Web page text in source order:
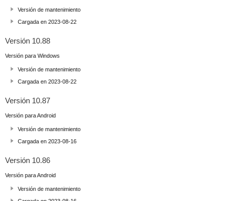
Versión de mantenimiento
Cargada en 2023-08-22
Versión 10.88
Versión para Windows
Versión de mantenimiento
Cargada en 2023-08-22
Versión 10.87
Versión para Android
Versión de mantenimiento
Cargada en 2023-08-16
Versión 10.86
Versión para Android
Versión de mantenimiento